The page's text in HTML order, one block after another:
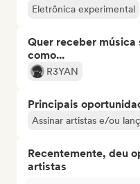
Eletrônica experimental
Quer receber música
como...
R3YAN
Principais
Assinar artistas e/ou
Recentemente, deu
artistas